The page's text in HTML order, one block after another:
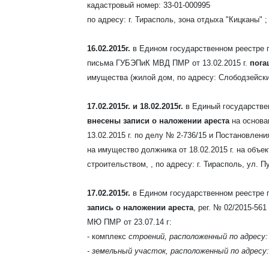
кадастровый номер: 33-01-000995
по адресу: г. Тирасполь, зона отдыха "Кицканы" ;
16.02.2015г. в Едином государственном
письма ГУБЭПиК МВД ПМР от 13.02.2015 г.
имущества (жилой дом, по адресу:
17.02.2015г. и 18.02.2015г. в Единый
внесены записи о наложении ареста на
13.02.2015 г. по делу № 2-736/15 и
на имущество должника от 18.02.2015 г. на
строительством, , по адресу: г. Тирасполь, ул.
17.02.2015г. в Едином государственном
запись о наложении ареста, рег. № 02/2015-
МЮ ПМР от 23.07.14 г:
- комплекс строений, расположенный по
- земельный участок, расположенный по